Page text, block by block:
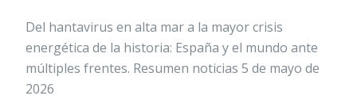
Del hantavirus en alta mar a la mayor crisis
energética de la historia: España y el mundo ante
múltiples frentes. Resumen noticias 5 de mayo de
2026